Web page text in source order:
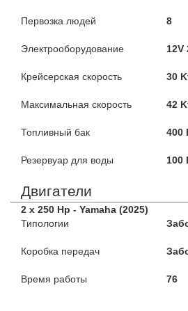
Первозка людей 8
Электрооборудование 12V
Крейсерская скорость 30
Максимальная скорость 42
Топливный бак 400
Резервуар для воды 100
Двигатели
2 x 250 Hp - Yamaha (2025)
Типологии
Коробка передач
Время работы 76